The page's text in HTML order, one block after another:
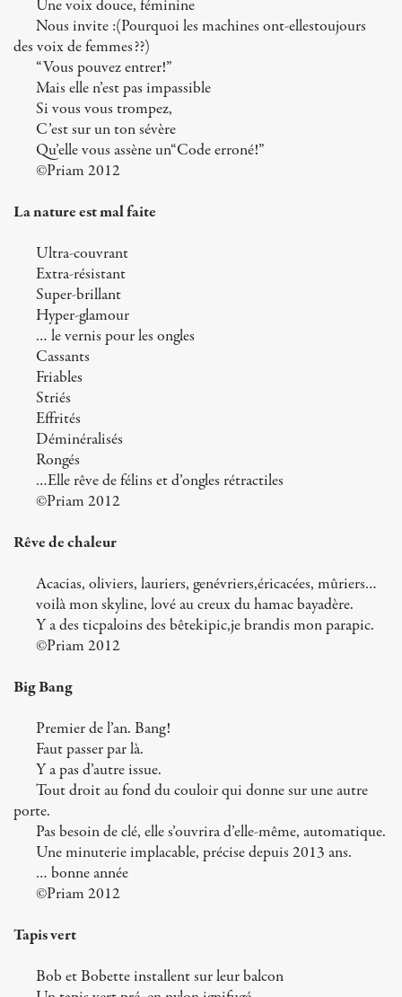
Une voix douce, féminine
Nous invite :(Pourquoi les machines ont-ellestoujours
des voix de femmes??)
“Vous pouvez entrer!”
Mais elle n’est pas impassible
Si vous vous trompez,
C’est sur un ton sévère
Qu’elle vous assène un“Code erroné!”
©Priam 2012
La nature est mal faite
Ultra-couvrant
Extra-résistant
Super-brillant
Hyper-glamour
… le vernis pour les ongles
Cassants
Friables
Striés
Effrités
Déminéralisés
Rongés
…Elle rêve de félins et d’ongles rétractiles
©Priam 2012
Rêve de chaleur
Acacias, oliviers, lauriers, genévriers,éricacées, mûriers…
voilà mon skyline, lové au creux du hamac bayadère.
Y a des ticpaloins des bêtekipic,je brandis mon parapic.
©Priam 2012
Big Bang
Premier de l’an. Bang!
Faut passer par là.
Y a pas d’autre issue.
Tout droit au fond du couloir qui donne sur une autre
porte.
Pas besoin de clé, elle s’ouvrira d’elle-même, automatique.
Une minuterie implacable, précise depuis 2013 ans.
… bonne année
©Priam 2012
Tapis vert
Bob et Bobette installent sur leur balcon